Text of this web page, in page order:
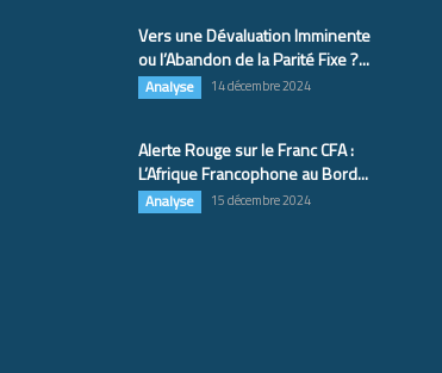
Vers une Dévaluation Imminente
ou l’Abandon de la Parité Fixe ?...
Analyse 14 décembre 2024
Alerte Rouge sur le Franc CFA :
L’Afrique Francophone au Bord...
Analyse 15 décembre 2024